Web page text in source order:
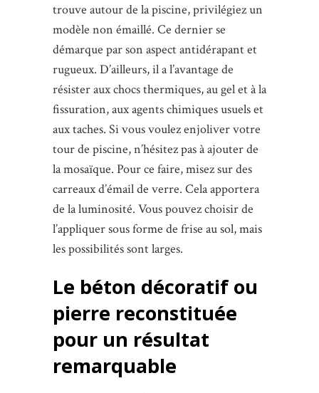
trouve autour de la piscine, privilégiez un
modèle non émaillé. Ce dernier se
démarque par son aspect antidérapant et
rugueux. D’ailleurs, il a l’avantage de
résister aux chocs thermiques, au gel et à la
fissuration, aux agents chimiques usuels et
aux taches. Si vous voulez enjoliver votre
tour de piscine, n’hésitez pas à ajouter de
la mosaïque. Pour ce faire, misez sur des
carreaux d’émail de verre. Cela apportera
de la luminosité. Vous pouvez choisir de
l’appliquer sous forme de frise au sol, mais
les possibilités sont larges.
Le béton décoratif ou
pierre reconstituée
pour un résultat
remarquable